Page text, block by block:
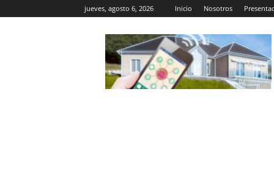
jueves, agosto 6, 2026 Inicio Nosotros
Casa
Inteligente
Wifi